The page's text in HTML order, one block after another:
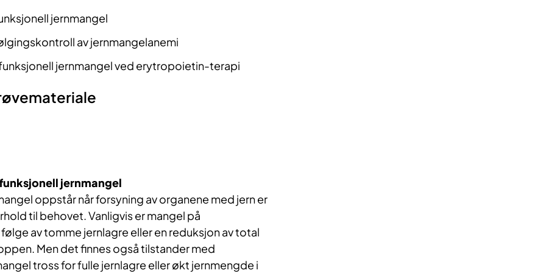
jernmangel
av jernmangelanemi
jernmangel ved erytropoietin-terapi
jernmangel
oppstår når forsyning av organene med jern er
til behovet. Vanligvis er mangel på
av tomme jernlagre eller en reduksjon av total
Men det finnes også tilstander med
tross for fulle jernlagre eller økt jernmengde i